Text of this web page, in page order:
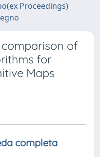
Proceedings)
of
for
Maps
completa